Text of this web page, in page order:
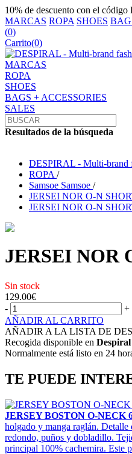
10% de descuento con el
MARCAS ROPA SHOES
(0)
Carrito(0)
MARCAS
ROPA
SHOES
BAGS + ACCESSORIES
SALES
Resultados de la búsqueda
DESPIRAL - Multi-brand
ROPA /
Samsoe Samsoe /
JERSEI NOR O-N
JERSEI NOR O-N
JERSEI NOR
Sin stock
129.00€
-
+
AÑADIR AL CARRITO
AÑADIR A LA LISTA DE
Recogida disponible en Despiral
Normalmente está listo en 24
TE PUEDE
JERSEY BOSTON O-NECK
holgado y manga raglán. Detalle
redondo, puños y dobladillo.
principal 100% cachemira. Este